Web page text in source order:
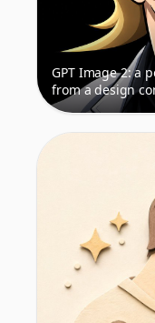
GPT Image 2: a
from a design